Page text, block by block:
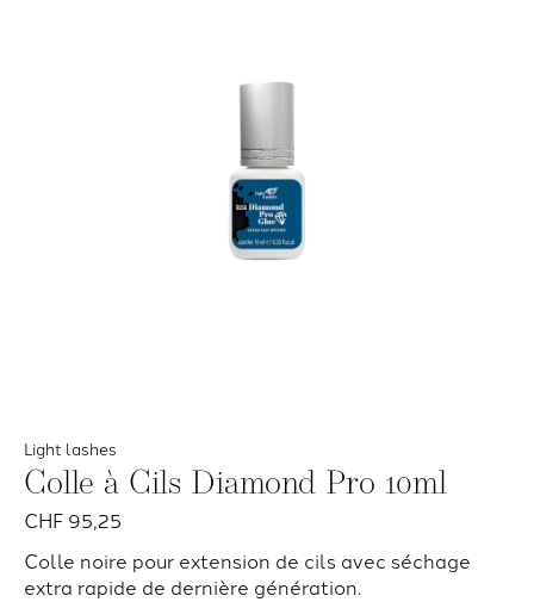
Light lashes
Colle à Cils Diamond Pro 10ml
CHF 95,25
Colle noire pour extension de cils avec séchage
extra rapide de dernière génération.